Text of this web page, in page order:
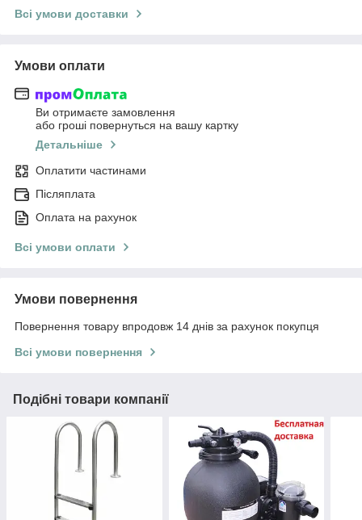
Всі умови доставки
Умови оплати
Ви отримаєте замовлення
або гроші повернуться на вашу картку
Детальніше
Оплатити частинами
Післяплата
Оплата на рахунок
Всі умови оплати
Умови повернення
Повернення товару впродовж 14 днів за рахунок покупця
Всі умови повернення
Подібні товари компанії